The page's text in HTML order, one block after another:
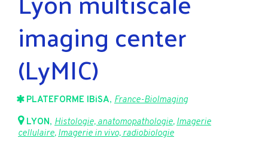
imaging center
(LyMIC)
PLATEFORME IBiSA, France-BioImaging
LYON, Histologie, anatomopathologie,Imagerie
cellulaire,Imagerie in vivo, radiobiologie